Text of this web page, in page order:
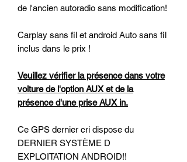
de l'ancien autoradio sans modification!
Carplay sans fil et android Auto sans fil
inclus dans le prix !
Veuillez vérifier la présence dans votre
voiture de l'option AUX et de la
présence d'une prise AUX in.
Ce GPS dernier cri dispose du
DERNIER SYSTÈME D
EXPLOITATION ANDROID!!